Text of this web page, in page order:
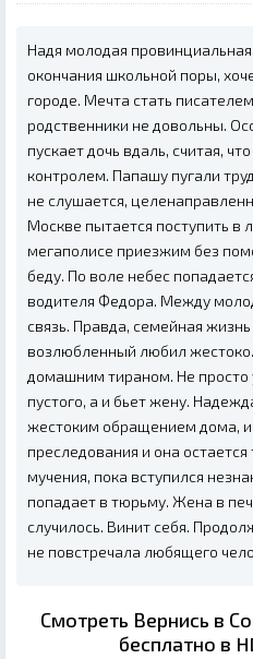
Надя молодая
окончания школьной поры,
городе. Мечта стать
родственники не довольны.
пускает дочь вдаль, считая,
контролем. Папашу пугали
не слушается,
Москве пытается поступить в
мегаполисе приезжим без
беду. По воле небес
водителя Федора. Между
связь. Правда, семейная жизнь
возлюбленный любил
домашним тираном. Не просто
пустого, а и бьет жену.
жестоким обращением дома,
преследования и она
мучения, пока вступился
попадает в тюрьму. Жена в
случилось. Винит себя.
не повстречала любящего
Смотреть Вернись в
бесплатно в